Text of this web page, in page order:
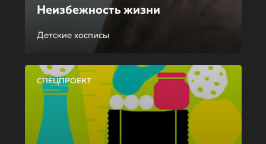
Неизбежность жизни
Детские хосписы
СПЕЦПРОЕКТ